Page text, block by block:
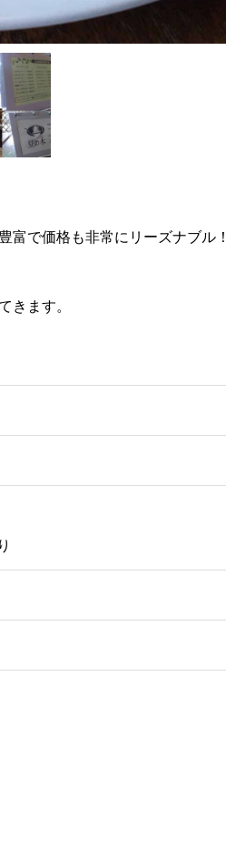
富で価格も非常にリーズナブル！
きます。